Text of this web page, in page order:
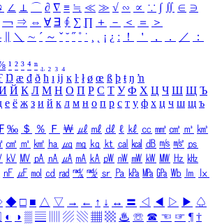
∠ ⊥ ⌒ ∂ ∇ ≡ ≒ ≪ ≫ √ ∽ ∝ ∵ ∫ ∬ ∈ ∋
￢ ⇒ ⇔ ∀ ∃ ∮ ∑ ∏ ＋ － ＜ ＝
＞
＼ ∼ ´ ～ ˇ ˘ ˝ ˚ ˙ ¸ ¡ ¿ ː ！ ＇ ， ． ／
：
¹ ² ³ ⁴ ⁿ ₁ ₂ ₃ ₄
Ŋ æ đ ð ħ ı ĳ ĸ ŀ ł ø œ ß þ ŧ ŋ ŉ
Й К Л М Н О П Р С Т У Ф Х Ц Ч Ш Щ Ъ
е ё ж з и й к л м н о п р с т у ф х ц ч ш щ ъ
‰ ＄ ％ Ｆ ￦ ㎕ ㎖ ㎗ ℓ ㎘ ㏄ ㎣ ㎤ ㎥ ㎦
㎠ ㎡ ㎢ ㏊ ㎍ ㎎ ㎏ ㏏ ㎈ ㎉ ㏈ ㎧ ㎨ ㎰
㎸ ㎹ ㎀ ㎁ ㎂ ㎃ ㎄ ㎺ ㎻ ㎽ ㎾ ㎿ ㎐ ㎑
㎋ ㎌ ㏖ ㏅ ㎭ ㎮ ㎯ ㏛ ㎩ ㎪ ㎫ ㎬ ㏝ ㏐
㏓
◆ □ ■ △ ▽ → ← ↑ ↓ ↔ 〓 ◁ ◀ ▷ ▶ ♤
◐ ◑ ▒ ▤ ▨ ▧ ▦ ▩ ♨ ☏ ☎ ☜ ☞ ¶ †